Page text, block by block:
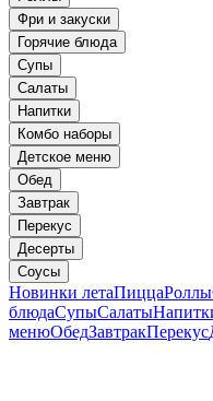
Фри и закуски
Горячие блюда
Супы
Салаты
Напитки
Комбо наборы
Детское меню
Обед
Завтрак
Перекус
Десерты
Соусы
Новинки летаПиццаРоллы
блюдаСупыСалаты
менюОбедЗавтракПерекус